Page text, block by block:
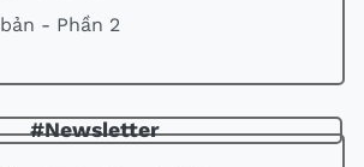
- Phần 2
#Newsletter